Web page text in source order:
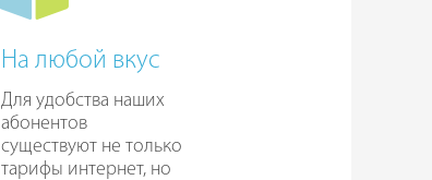
На любой вкус
Для удобства наших
абонентов
существуют не только
тарифы интернет, но